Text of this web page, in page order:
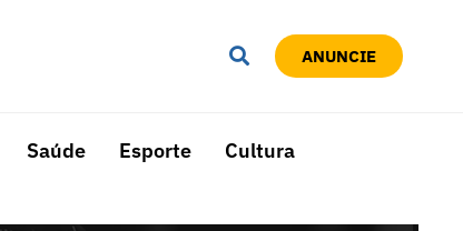
ANUNCIE
Saúde Esporte Cultura